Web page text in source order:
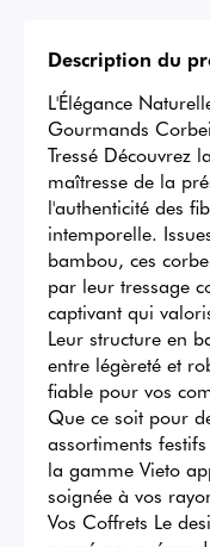
Description du
L'Élégance
Gourmands
Tressé Découvrez
maîtresse de la
l'authenticité des
intemporelle.
bambou, ces
par leur tressage
captivant qui
Leur structure en
entre légèreté et
fiable pour vos
Que ce soit pour
assortiments
la gamme Vieto
soignée à vos
Vos Coffrets Le